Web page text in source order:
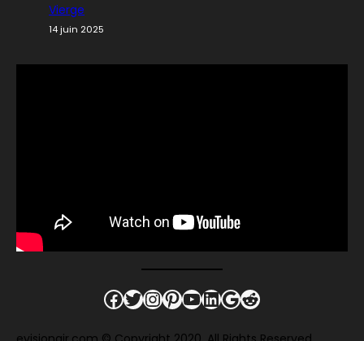
Vierge
14 juin 2025
Facebook
Twitter
Instagram
Pinterest
YouTube
LinkedIn
Google
Reddit